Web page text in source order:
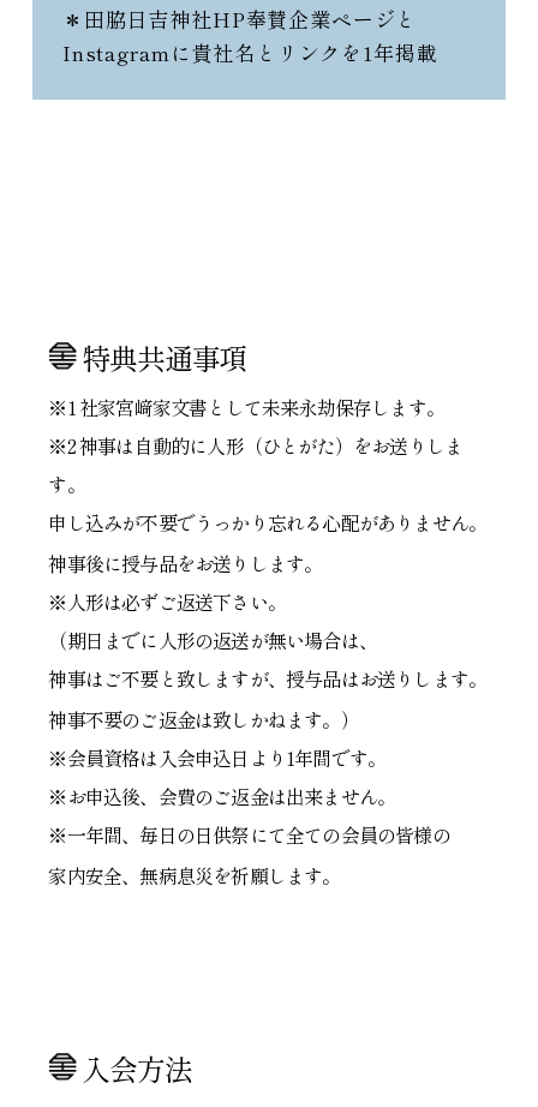
＊田脇日吉神社HP奉賛企業ページと
Instagramに貴社名とリンクを1年掲載
特典共通事項
※1 社家宮﨑家文書として未来永劫保存します。
※2 神事は自動的に人形（ひとがた）をお送りしま
す。
申し込みが不要でうっかり忘れる心配がありません。
神事後に授与品をお送りします。
※人形は必ずご返送下さい。
（期日までに人形の返送が無い場合は、
神事はご不要と致しますが、 授与品はお送りします。
神事不要のご返金は致しかねます。）
※会員資格は入会申込日より1年間です。
※お申込後、会費のご返金は出来ません。
※一年間、毎日の日供祭にて全ての会員の皆様の
家内安全、無病息災を祈願します。
入会方法